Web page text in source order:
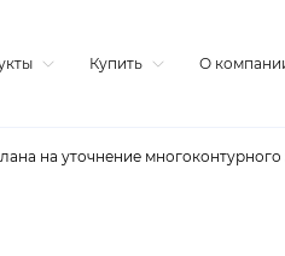
Купить О
на уточнение